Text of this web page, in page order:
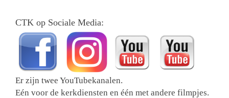
CTK op Sociale Media:
Er zijn twee YouTubekanalen.
Eén voor de kerkdiensten en één met andere filmpjes.